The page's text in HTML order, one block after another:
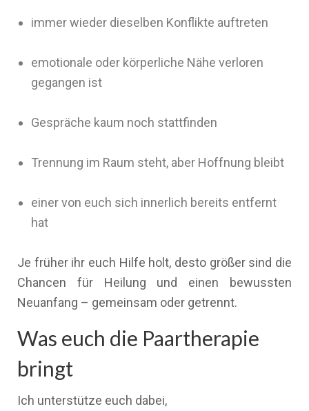
immer wieder dieselben Konflikte auftreten
emotionale oder körperliche Nähe verloren
gegangen ist
Gespräche kaum noch stattfinden
Trennung im Raum steht, aber Hoffnung bleibt
einer von euch sich innerlich bereits entfernt
hat
Je früher ihr euch Hilfe holt, desto größer sind die
Chancen für Heilung und einen bewussten
Neuanfang – gemeinsam oder getrennt.
Was euch die Paartherapie
bringt
Ich unterstütze euch dabei,